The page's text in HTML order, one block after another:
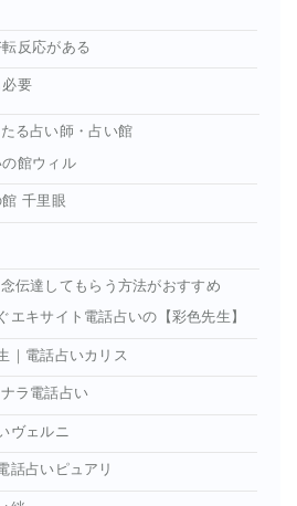
反応がある
必要
る占い師・占い館
館ウィル
千里眼
伝達してもらう方法がおすすめ
エキサイト電話占いの【彩色先生】
｜電話占いカリス
ラ電話占い
ヴェルニ
話占いピュアリ